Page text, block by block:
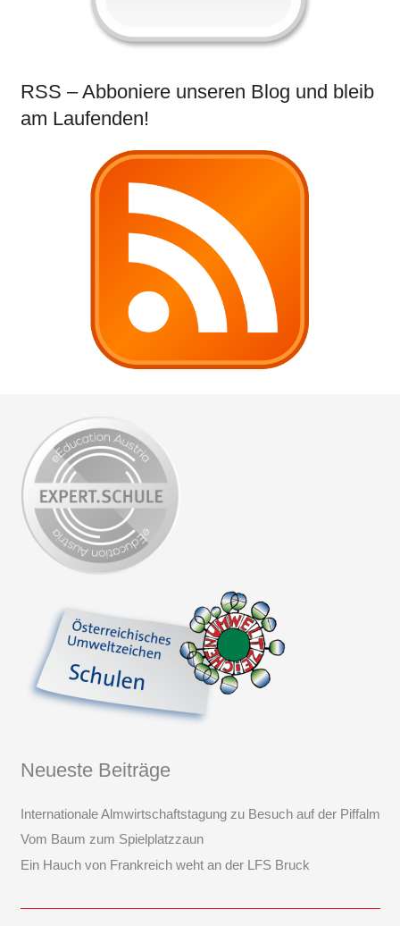
RSS – Abboniere unseren Blog und bleib
am Laufenden!
Neueste Beiträge
Internationale Almwirtschaftstagung zu Besuch auf der Piffalm
Vom Baum zum Spielplatzzaun
Ein Hauch von Frankreich weht an der LFS Bruck